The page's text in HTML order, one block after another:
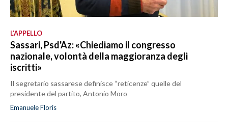
L’APPELLO
Sassari, Psd'Az: «Chiediamo il congresso
nazionale, volontà della maggioranza degli
iscritti»
Il segretario sassarese definisce “reticenze” quelle del
presidente del partito, Antonio Moro
Emanuele Floris